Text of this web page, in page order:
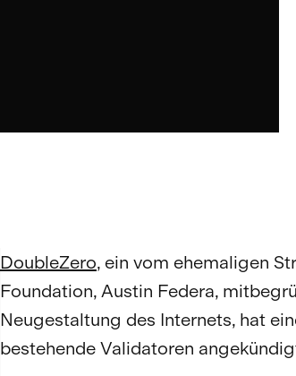
DoubleZero, ein vom ehemaligen
Foundation, Austin Federa,
Neugestaltung des Internets, hat
bestehende Validatoren